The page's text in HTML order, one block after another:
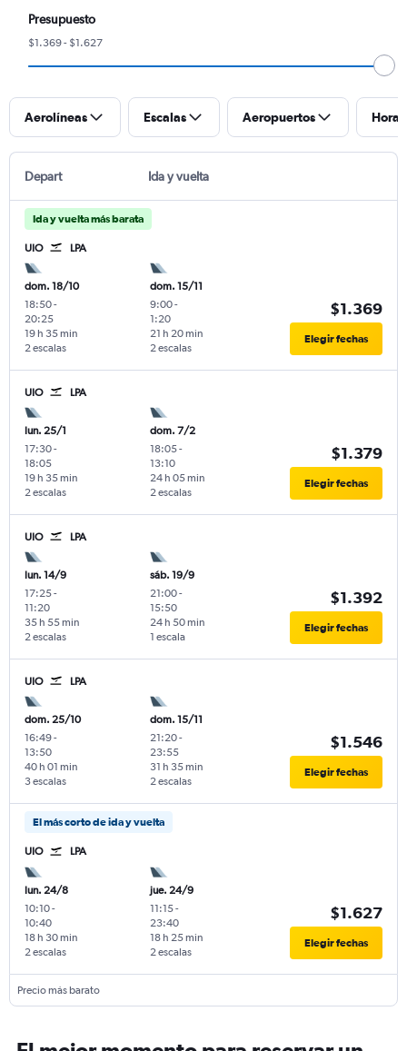
Presupuesto
$1.369 - $1.627
Aerolíneas Escalas Aeropuertos
Depart Ida y vuelta
Ida y vuelta más barata
UIO LPA
dom. 18/10
18:50-
20:25
2 escalas
19 h 35 min
dom. 15/11
9:00-
1:20
2 escalas
21 h 20 min
$1.369
Elegir fechas
UIO LPA
lun. 25/1
17:30-
18:05
2 escalas
19 h 35 min
dom. 7/2
18:05-
13:10
2 escalas
24 h 05 min
$1.379
Elegir fechas
UIO LPA
lun. 14/9
17:25-
11:20
2 escalas
35 h 55 min
sáb. 19/9
21:00-
15:50
1 escala
24 h 50 min
$1.392
Elegir fechas
UIO LPA
dom. 25/10
16:49-
13:50
3 escalas
40 h 01 min
dom. 15/11
21:20-
23:55
2 escalas
31 h 35 min
$1.546
Elegir fechas
El más corto de ida y vuelta
UIO LPA
lun. 24/8
10:10-
10:40
2 escalas
18 h 30 min
jue. 24/9
11:15-
23:40
2 escalas
18 h 25 min
$1.627
Elegir fechas
Precio más barato